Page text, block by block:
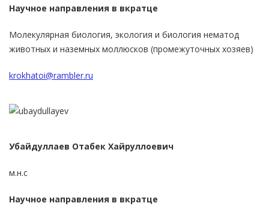
Научное направления в вкратце
Молекулярная биология, экология и биология нематод
животных и наземных моллюсков (промежуточных хозяев)
krokhatoi@rambler.ru
Убайдуллаев Отабек Хайруллоевич
м.н.с
Научное направления в вкратце